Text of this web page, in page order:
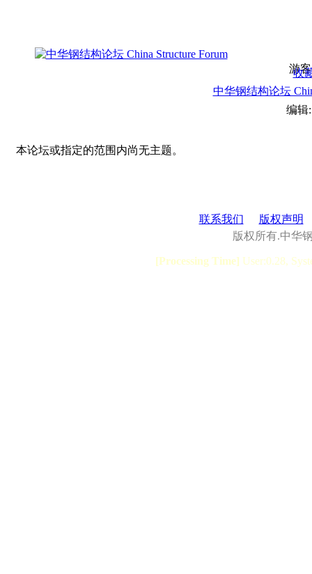
游
收
中华钢结构论坛
编
本论坛或指定的范围内尚无主题。
联系我们
版权声明
版权所有.中华
[Processing Time] User:0.28,